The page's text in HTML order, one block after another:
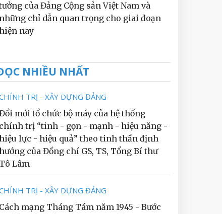
của Đảng Cộng sản Việt Nam và
những chỉ dẫn quan trọng cho giai đoạn
nay
NHIỀU NHẤT
TRỊ - XÂY DỰNG ĐẢNG
mới tổ chức bộ máy của hệ thống
chính trị “tinh - gọn - mạnh - hiệu năng -
lực - hiệu quả” theo tinh thần định
của Đồng chí GS, TS, Tổng Bí thư
Tô Lâm
TRỊ - XÂY DỰNG ĐẢNG
Cách mạng Tháng Tám năm 1945 - Bước